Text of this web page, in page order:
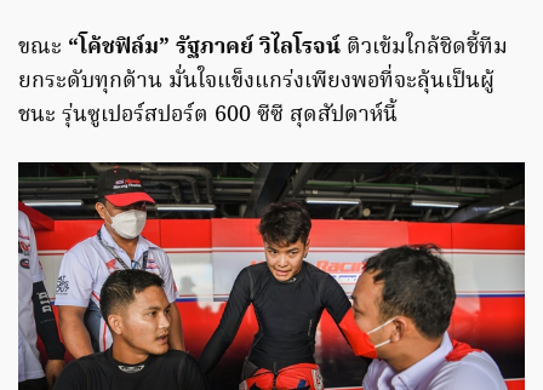
ขณะ “โค้ชฟิล์ม” รัฐภาคย์ วิไลโรจน์ ติวเข้มใกล้ชิดชี้ทีม
ยกระดับทุกด้าน มั่นใจแข็งแกร่งเพียงพอที่จะลุ้นเป็นผู้
ชนะ รุ่นซูเปอร์สปอร์ต 600 ซีซี สุดสัปดาห์นี้